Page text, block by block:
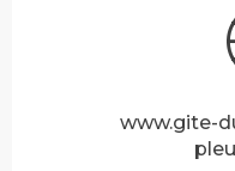
www.gite-